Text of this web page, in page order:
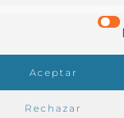
Aceptar
Rechazar
Felip Pedrell. 1902